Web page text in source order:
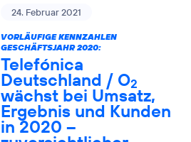
24. Februar 2021
VORLÄUFIGE KENNZAHLEN
GESCHÄFTSJAHR 2020:
Telefónica
Deutschland / O2
wächst bei Umsatz,
Ergebnis und Kunden
in 2020 –